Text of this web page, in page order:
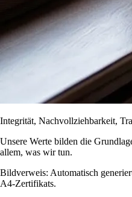
Integrität, Nachvollziehbarkeit,
Unsere Werte bilden die
allem, was wir tun.
Bildverweis: Automatisch
A4-Zertifikats.